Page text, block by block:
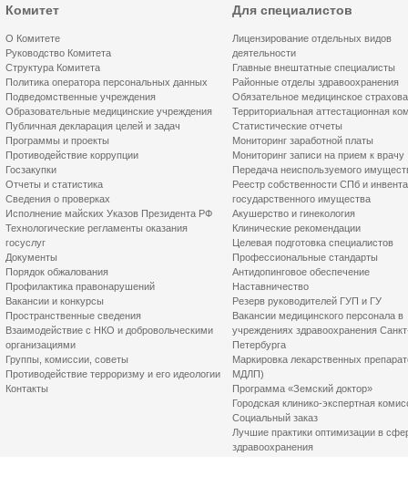
Комитет
О Комитете
Руководство Комитета
Структура Комитета
Политика оператора персональных данных
Подведомственные учреждения
Образовательные медицинские учреждения
Публичная декларация целей и задач
Программы и проекты
Противодействие коррупции
Госзакупки
Отчеты и статистика
Сведения о проверках
Исполнение майских Указов Президента РФ
Технологические регламенты оказания
госуслуг
Документы
Порядок обжалования
Профилактика правонарушений
Вакансии и конкурсы
Пространственные сведения
Взаимодействие с НКО и добровольческими
организациями
Группы, комиссии, советы
Противодействие терроризму и его идеологии
Контакты
Для специалистов
Лицензирование отдельных видов
деятельности
Главные внештатные специалисты
Районные отделы здравоохранения
Обязательное медицинское
Территориальная аттестационная
Статистические отчеты
Мониторинг заработной платы
Мониторинг записи на прием к врачу
Передача неиспользуемого
Реестр собственности СПб и
государственного имущества
Акушерство и гинекология
Клинические рекомендации
Целевая подготовка специалистов
Профессиональные стандарты
Антидопинговое обеспечение
Наставничество
Резерв руководителей ГУП и ГУ
Вакансии медицинского персонала в
учреждениях здравоохранения
Петербурга
Маркировка лекарственных
МДЛП)
Программа «Земский доктор»
Городская клинико-экспертная
Социальный заказ
Лучшие практики оптимизации в
здравоохранения